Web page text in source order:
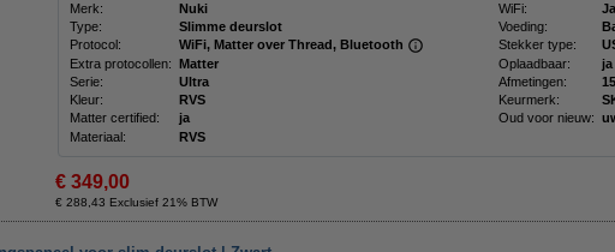
Merk: Nuki WiFi:
Type:
Slimme deurslot Voeding:
Protocol:
WiFi, Matter over Thread, Bluetooth Stekker type:
Extra protocollen: Matter Oplaadbaar:
ja
Serie:
Ultra Afmetingen:
Kleur:
RVS Keurmerk:
Matter certified:
ja Oud voor nieuw:
Materiaal:
RVS
€ 349,00
€ 288,43 Exclusief 21% BTW